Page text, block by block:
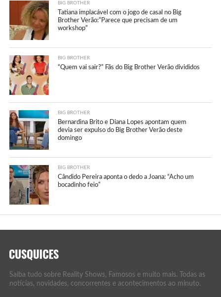
BIG BROTHER
Tatiana implacável com o jogo de casal no Big
Brother Verão:”Parece que precisam de um
workshop”
BIG BROTHER
“Quem vai sair?” Fãs do Big Brother Verão divididos
BIG BROTHER
Bernardina Brito e Diana Lopes apontam quem
devia ser expulso do Big Brother Verão deste
domingo
BIG BROTHER
Cândido Pereira aponta o dedo a Joana: “Acho um
bocadinho feio”
Saiba tudo sobre Reality Shows, Famosos e muito mais. Todas as
notícias, novidades, concorrentes e acontecimentos ao minuto.